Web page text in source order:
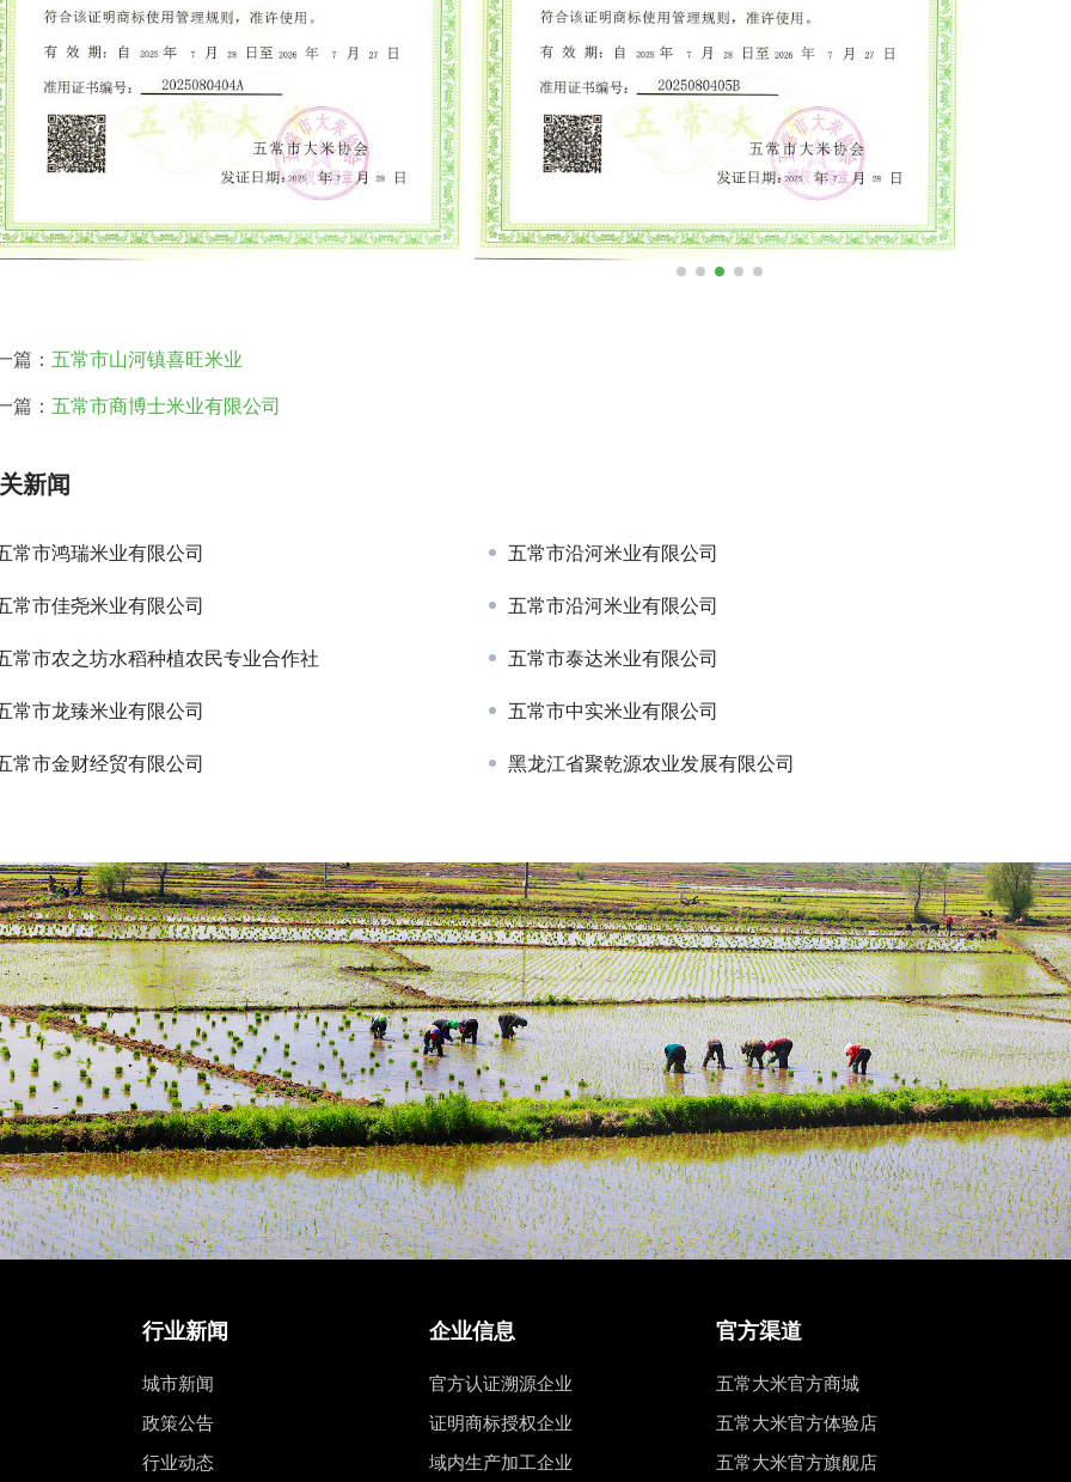
篇： 五常市山河镇喜旺米业
篇： 五常市商博士米业有限公司
新闻
常市鸿瑞米业有限公司 五常市沿河米业有限公司
常市佳尧米业有限公司 五常市沿河米业有限公司
常市农之坊水稻种植农民专业合作社 五常市泰达米业有限公司
常市龙臻米业有限公司 五常市中实米业有限公司
常市金财经贸有限公司 黑龙江省聚乾源农业发展有限公司
行业新闻
城市新闻
政策公告
行业动态
企业信息
官方认证溯源企业
证明商标授权企业
域内生产加工企业
官方渠道
五常大米官方商城
五常大米官方体验店
五常大米官方旗舰店